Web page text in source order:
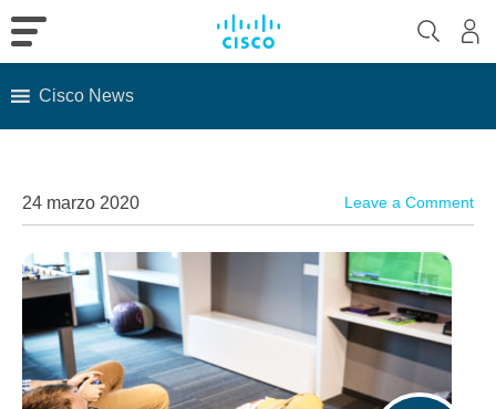
Cisco News
24 marzo 2020 Leave a Comment